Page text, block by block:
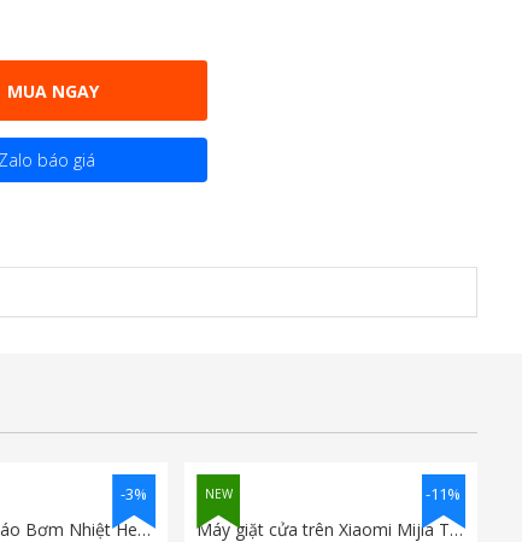
MUA NGAY
báo giá
Máy sấy quần áo Bơm Nhiệt Heatpump Xiaomi Mijia Mj103
-3%
Máy giặt cửa trên Xiaomi Mijia Top Load Washer 13KG Bản Quốc Tế TW130MJA08VN
-11%
NEW